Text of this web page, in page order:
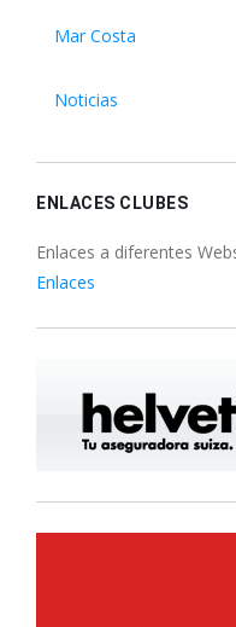
Mar Costa
Noticias
ENLACES CLUBES
Enlaces a diferentes
Enlaces